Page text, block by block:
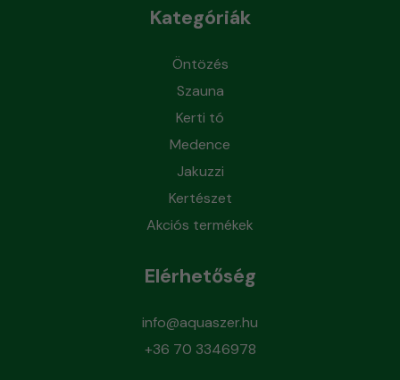
Kategóriák
Öntözés
Szauna
Kerti tó
Medence
Jakuzzi
Kertészet
Akciós termékek
Elérhetőség
info@aquaszer.hu
+36 70 3346978